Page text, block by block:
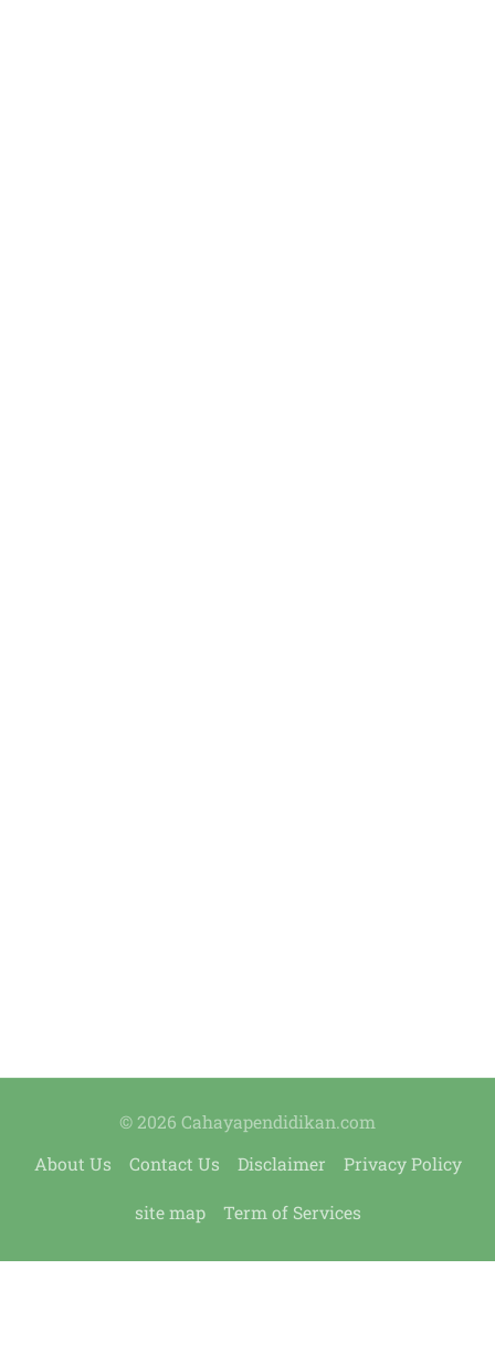
© 2026 Cahayapendidikan.com
About Us
Contact Us Disclaimer Privacy Policy
site map Term of Services